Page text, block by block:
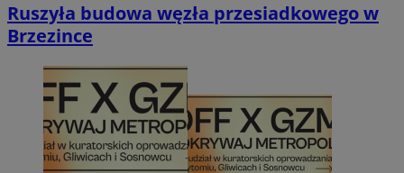
Ruszyła budowa węzła przesiadkowego w
Brzezince